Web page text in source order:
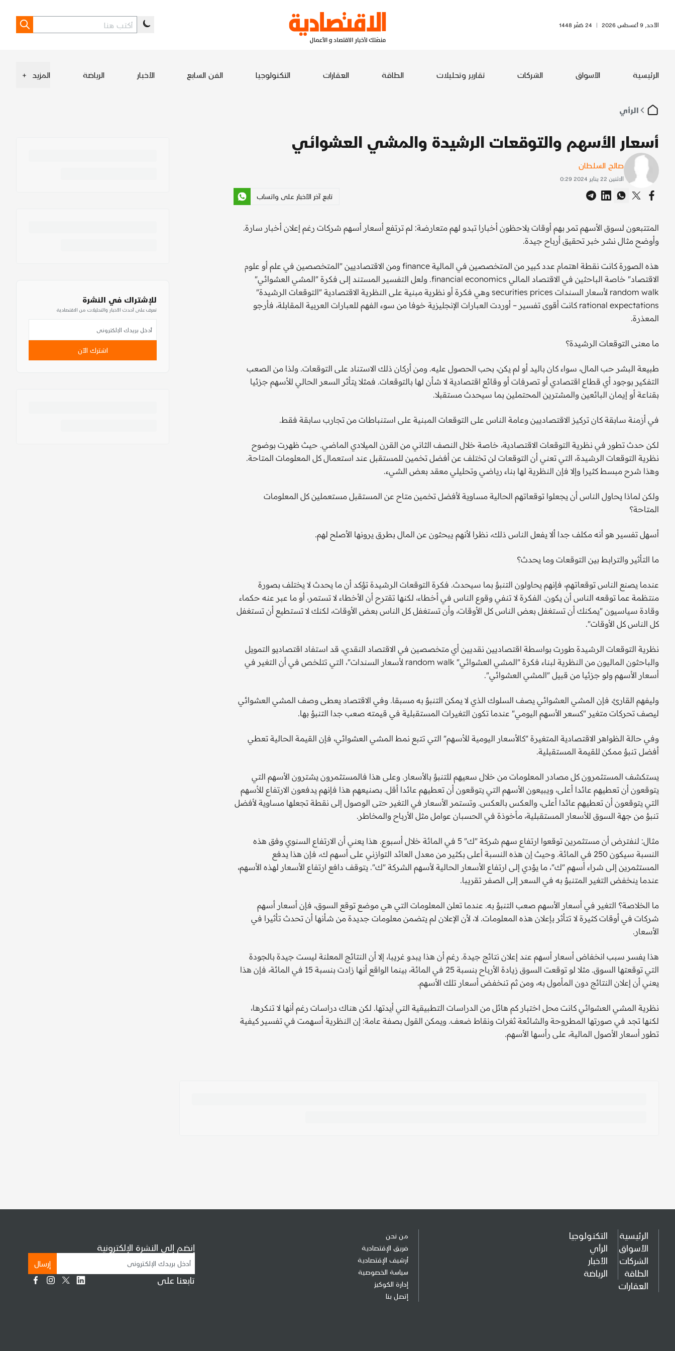
الأحد, 9 أغسطس 2026 | 24 صَفَر 1448
الرئيسية الأسواق الشركات تقارير وتحليلات الطاقة العقارات التكنولوجيا الفن السابع الأخبار الرياضة المزيد +
الرأي
أسعار الأسهم والتوقعات الرشيدة والمشي العشوائي
صالح السلطان
الاثنين 22 يناير 2024 0:29
تابع آخر الأخبار على واتساب
المتتبعون لسوق الأسهم تمر بهم أوقات يلاحظون أخبارا تبدو لهم متعارضة: لم ترتفع أسعار أسهم شركات رغم إعلان أخبار سارة.
وأوضح مثال نشر خبر تحقيق أرباح جيدة.
هذه الصورة كانت نقطة اهتمام عدد كبير من المتخصصين في المالية finance ومن الاقتصاديين "المتخصصين في علم أو علوم
الاقتصاد" خاصة الباحثين في الاقتصاد المالي financial economics. ولعل التفسير المستند إلى فكرة "المشي العشوائي"
random walk لأسعار السندات securities prices وهي فكرة أو نظرية مبنية على النظرية الاقتصادية "التوقعات الرشيدة"
rational expectations كانت أقوى تفسير – أوردت العبارات الإنجليزية خوفا من سوء الفهم للعبارات العربية المقابلة، فأرجو
المعذرة.
ما معنى التوقعات الرشيدة؟
طبيعة البشر حب المال، سواء كان باليد أو لم يكن، بحب الحصول عليه. ومن أركان ذلك الاستناد على التوقعات. ولذا من الصعب
التفكير بوجود أي قطاع اقتصادي أو تصرفات أو وقائع اقتصادية لا شأن لها بالتوقعات. فمثلا يتأثر السعر الحالي للأسهم جزئيا
بقناعة أو إيمان البائعين والمشترين المحتملين بما سيحدث مستقبلا.
في أزمنة سابقة كان تركيز الاقتصاديين وعامة الناس على التوقعات المبنية على استنباطات من تجارب سابقة فقط.
لكن حدث تطور في نظرية التوقعات الاقتصادية، خاصة خلال النصف الثاني من القرن الميلادي الماضي. حيث ظهرت بوضوح
نظرية التوقعات الرشيدة، التي تعني أن التوقعات لن تختلف عن أفضل تخمين للمستقبل عند استعمال كل المعلومات المتاحة.
وهذا شرح مبسط كثيرا وإلا فإن النظرية لها بناء رياضي وتحليلي معقد بعض الشيء.
ولكن لماذا يحاول الناس أن يجعلوا توقعاتهم الحالية مساوية لأفضل تخمين متاح عن المستقبل مستعملين كل المعلومات
المتاحة؟
أسهل تفسير هو أنه مكلف جدا ألا يفعل الناس ذلك، نظرا لأنهم يبحثون عن المال بطرق يرونها الأصلح لهم.
ما التأثير والترابط بين التوقعات وما يحدث؟
عندما يصنع الناس توقعاتهم، فإنهم يحاولون التنبؤ بما سيحدث. فكرة التوقعات الرشيدة تؤكد أن ما يحدث لا يختلف بصورة
منتظمة عما توقعه الناس أن يكون. الفكرة لا تنفي وقوع الناس في أخطاء، لكنها تقترح أن الأخطاء لا تستمر، أو ما عبر عنه حكماء
وقادة سياسيون "يمكنك أن تستغفل بعض الناس كل الأوقات، وأن تستغفل كل الناس بعض الأوقات، لكنك لا تستطيع أن تستغفل
كل الناس كل الأوقات".
نظرية التوقعات الرشيدة طورت بواسطة اقتصاديين نقديين أي متخصصين في الاقتصاد النقدي، قد استفاد اقتصاديو التمويل
والباحثون الماليون من النظرية لبناء فكرة "المشي العشوائي" random walk لأسعار السندات"، التي تتلخص في أن التغير في
أسعار الأسهم ولو جزئيا من قبيل "المشي العشوائي".
وليفهم القارئ، فإن المشي العشوائي يصف السلوك الذي لا يمكن التنبؤ به مسبقا. وفي الاقتصاد يعطى وصف المشي العشوائي
ليصف تحركات متغير "كسعر الأسهم اليومي" عندما تكون التغيرات المستقبلية في قيمته صعب جدا التنبؤ بها.
وفي حالة الظواهر الاقتصادية المتغيرة "كالأسعار اليومية للأسهم" التي تتبع نمط المشي العشوائي، فإن القيمة الحالية تعطي
أفضل تنبؤ ممكن للقيمة المستقبلية.
يستكشف المستثمرون كل مصادر المعلومات من خلال سعيهم للتنبؤ بالأسعار. وعلى هذا فالمستثمرون يشترون الأسهم التي
يتوقعون أن تعطيهم عائدا أعلى، ويبيعون الأسهم التي يتوقعون أن تعطيهم عائدا أقل. بصنيعهم هذا فإنهم يدفعون الارتفاع للأسهم
التي يتوقعون أن تعطيهم عائدا أعلى، والعكس بالعكس. وتستمر الأسعار في التغير حتى الوصول إلى نقطة تجعلها مساوية لأفضل
تنبؤ من جهة السوق للأسعار المستقبلية، مأخوذة في الحسبان عوامل مثل الأرباح والمخاطر.
مثال: لنفترض أن مستثمرين توقعوا ارتفاع سهم شركة "ك" 5 في المائة خلال أسبوع. هذا يعني أن الارتفاع السنوي وفق هذه
النسبة سيكون 250 في المائة. وحيث إن هذه النسبة أعلى بكثير من معدل العائد التوازني على أسهم ك، فإن هذا يدفع
المستثمرين إلى شراء أسهم "ك"، ما يؤدي إلى ارتفاع الأسعار الحالية لأسهم الشركة "ك". يتوقف دافع ارتفاع الأسعار لهذه الأسهم،
عندما ينخفض التغير المتنبؤ به في السعر إلى الصفر تقريبا.
ما الخلاصة؟ التغير في أسعار الأسهم صعب التنبؤ به. عندما تعلن المعلومات التي هي موضع توقع السوق، فإن أسعار أسهم
شركات في أوقات كثيرة لا تتأثر بإعلان هذه المعلومات. لا، لأن الإعلان لم يتضمن معلومات جديدة من شأنها أن تحدث تأثيرا في
الأسعار.
هذا يفسر سبب انخفاض أسعار أسهم عند إعلان نتائج جيدة. رغم أن هذا يبدو غريبا، إلا أن النتائج المعلنة ليست جيدة بالجودة
التي توقعتها السوق. مثلا لو توقعت السوق زيادة الأرباح بنسبة 25 في المائة، بينما الواقع أنها زادت بنسبة 15 في المائة، فإن هذا
يعني أن إعلان النتائج دون المأمول به، ومن ثم تنخفض أسعار تلك الأسهم.
نظرية المشي العشوائي كانت محل اختبار كم هائل من الدراسات التطبيقية التي أيدتها. لكن هناك دراسات رغم أنها لا تنكرها،
لكنها تجد في صورتها المطروحة والشائعة ثغرات ونقاط ضعف. ويمكن القول بصفة عامة: إن النظرية أسهمت في تفسير كيفية
تطور أسعار الأصول المالية، على رأسها الأسهم.
للإشتراك في النشرة
تعرف على أحدث الأخبار والتحليلات من الاقتصادية
اشترك الآن
الرئيسية
الأسواق
الشركات
الطاقة
العقارات
التكنولوجيا
الرأي
الأخبار
الرياضة
من نحن
فريق الإقتصادية
أرشيف الإقتصادية
سياسة الخصوصية
إدارة الكوكيز
إتصل بنا
إنضم إلى النشرة الإلكترونية
إرسال
تابعنا على